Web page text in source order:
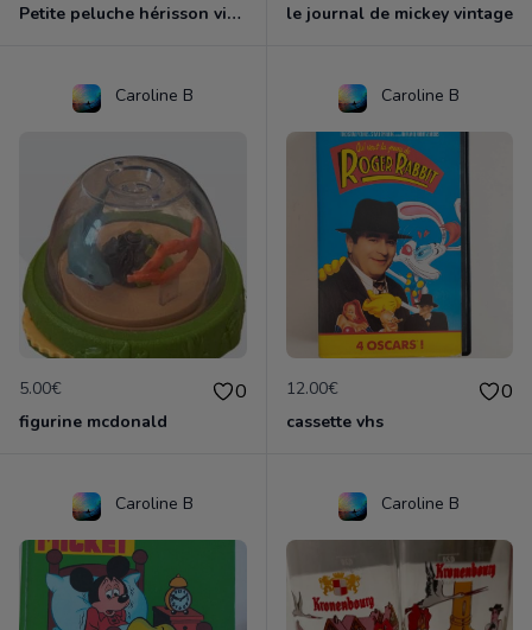
Petite peluche hérisson vintage tartine et chocolat le journal de mickey vintage
Caroline B
5.00€ 0
figurine mcdonald
Caroline B
12.00€ 0
cassette vhs
Caroline B Caroline B